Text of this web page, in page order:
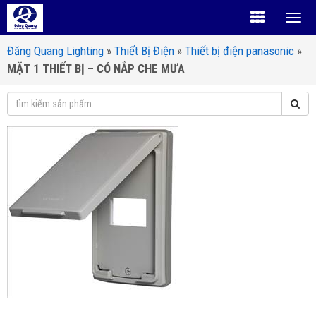
Đăng Quang Lighting » Thiết Bị Điện » Thiết bị điện panasonic »
MẶT 1 THIẾT BỊ – CÓ NẮP CHE MƯA